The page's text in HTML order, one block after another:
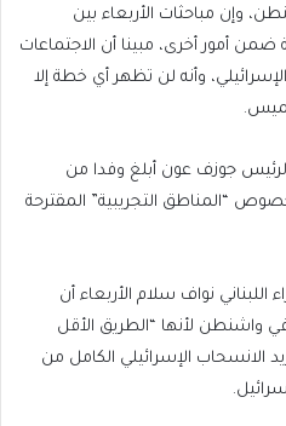
وإن مباحثات الأربعاء بين
ضمن أمور أخرى، مبينا أن الاجتماعات
وأنه ⁠لن تظهر أي خطة إلا
الرئيس جوزف عون أبلغ وفدا من
“المناطق التجريبية” المقترحة
نواف سلام الأربعاء أن
في واشنطن لأنها “الطريق الأقل
الانسحاب الإسرائيلي الكامل من